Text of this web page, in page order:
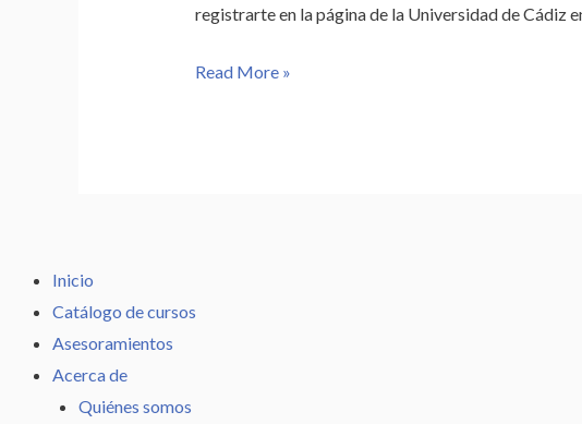
registrarte en la página de la Universidad de Cádiz
Read More »
Inicio
Catálogo de cursos
Asesoramientos
Acerca de
Quiénes somos